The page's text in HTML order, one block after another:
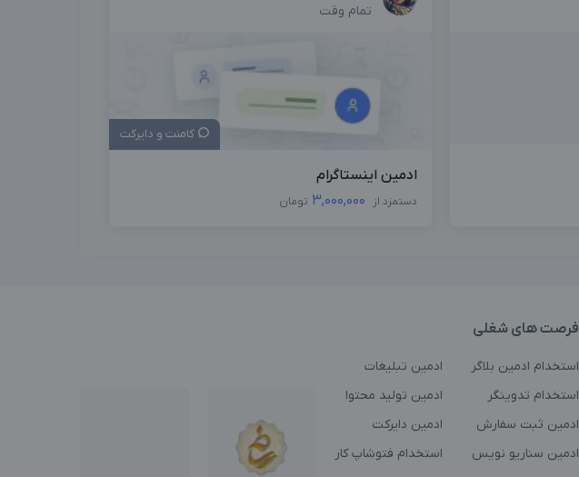
تمام وقت
کامنت و دایرکت
ادمین اینستاگرام
دستمزد از 3,000,000 تومان
فرصت های شغلی
استخدام ادمین بلاگر
ادمین تبلیغات
استخدام تدوینگر
ادمین تولید محتوا
ادمین ثبت سفارش
ادمین دایرکت
ادمین سناریو نویس
استخدام فتوشاپ کار